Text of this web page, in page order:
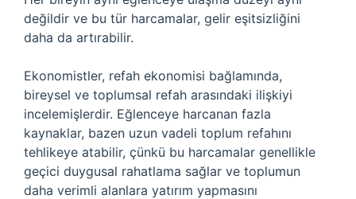
değildir ve bu tür harcamalar, gelir eşitsizliğini
daha da artırabilir.
Ekonomistler, refah ekonomisi bağlamında,
bireysel ve toplumsal refah arasındaki ilişkiyi
incelemişlerdir. Eğlenceye harcanan fazla
kaynaklar, bazen uzun vadeli toplum refahını
tehlikeye atabilir, çünkü bu harcamalar genellikle
geçici duygusal rahatlama sağlar ve toplumun
daha verimli alanlara yatırım yapmasını